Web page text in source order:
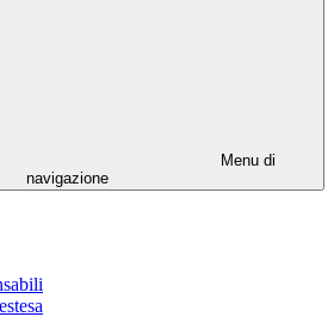
Menu di
navigazione